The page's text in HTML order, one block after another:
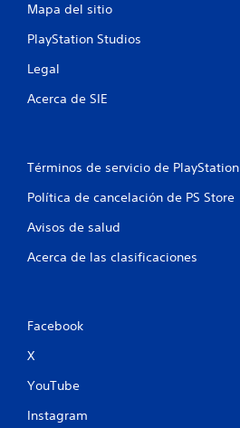
Mapa del sitio
PlayStation Studios
Legal
Acerca de SIE
Términos de servicio de PlayStation
Política de cancelación de PS Store
Avisos de salud
Acerca de las clasificaciones
Facebook
X
YouTube
Instagram